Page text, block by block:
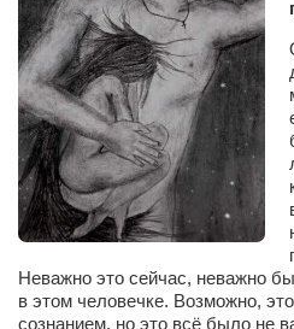
Здоровый образ жизни
Сам себе доктор
Активный отдых
Курьезы
Досье
Арт-менеджеры
Лариса Ильченко
Орест Коваль
Неважно это сейчас, неважно
в этом человечке. Возможно,
сознанием, но это всё было не